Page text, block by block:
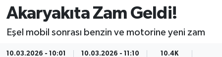
Akaryakıta Zam Geldi!
Eşel mobil sonrası benzin ve motorine yeni zam
10.03.2026 - 10:01 10.03.2026 - 11:10 10.4K
EĞİTİM
Son Dakika Haberleri